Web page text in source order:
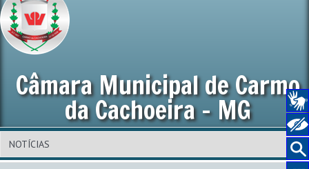
Câmara Municipal de Carmo
da Cachoeira - MG